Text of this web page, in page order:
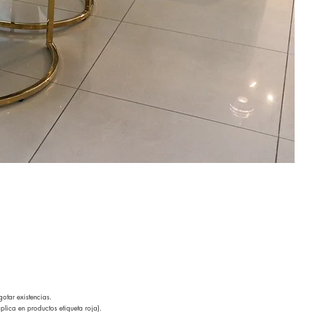
existencias.
en productos etiqueta roja).